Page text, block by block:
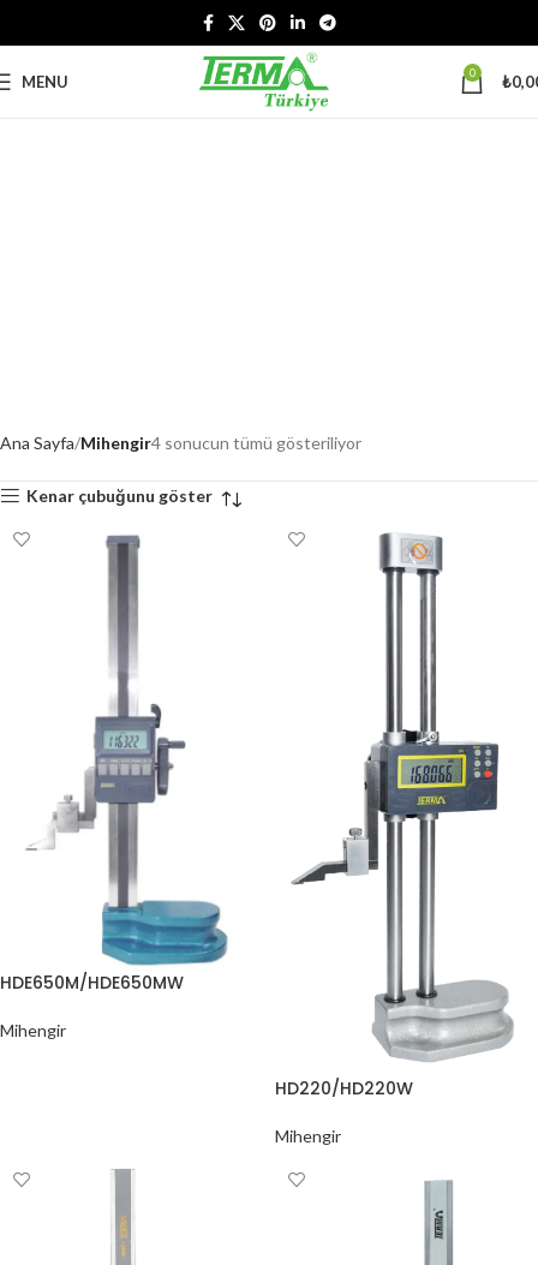
MENU 0 ₺
Ana Sayfa Mihengir4 sonucun tümü gösteriliyor
Kenar çubuğunu göster
HDE650M/HDE650MW
Mihengir
HD220/HD220W
Mihengir